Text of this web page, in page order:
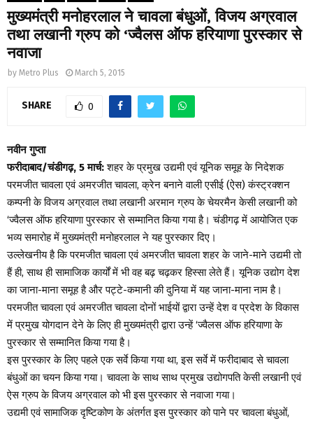
मुख्यमंत्री मनोहरलाल ने चावला बंधुओं, विजय अग्रवाल
तथा लखानी ग्रुप को ‘ज्वैलस ऑफ हरियाणा पुरस्कार से
नवाजा
by Metro Plus March 5, 2015
SHARE 0
नवीन गुप्ता
फरीदाबाद/चंडीगढ़, 5 मार्च:शहर के प्रमुख उद्यमी एवं यूनिक समूह के निदेशक
परमजीत चावला एवं अमरजीत चावला, क्रेन बनाने वाली एसीई (ऐस) कंस्ट्रक्शन
कम्पनी के विजय अग्रवाल तथा लखानी अरमान ग्रुप के चेयरमैन केसी लखानी को
‘ज्वैलस ऑफ हरियाणा पुरस्कार से सम्मानित किया गया है। चंडीगढ़ में आयोजित एक
भव्य समारोह में मुख्यमंत्री मनोहरलाल ने यह पुरस्कार दिए।
उल्लेखनीय है कि परमजीत चावला एवं अमरजीत चावला शहर के जाने-माने उद्यमी तो
हैं ही, साथ ही सामाजिक कार्यों में भी वह बढ़ चढ़कर हिस्सा लेते हैं। यूनिक उद्योग देश
का जाना-माना समूह है और पट्टे-कमानी की दुनिया में यह जाना-माना नाम है।
परमजीत चावला एवं अमरजीत चावला दोनों भाईयों द्वारा उन्हें देश व प्रदेश के विकास
में प्रमुख योगदान देने के लिए ही मुख्यमंत्री द्वारा उन्हें ‘ज्वैलस ऑफ हरियाणा के
पुरस्कार से सम्मानित किया गया है।
इस पुरस्कार के लिए पहले एक सर्वे किया गया था, इस सर्वे में फरीदाबाद से चावला
बंधुओं का चयन किया गया। चावला के साथ साथ प्रमुख उद्योगपति केसी लखानी एवं
ऐस ग्रुप के विजय अग्रवाल को भी इस पुरस्कार से नवाजा गया।
उद्यमी एवं सामाजिक दृष्टिकोण के अंतर्गत इस पुरस्कार को पाने पर चावला बंधुओं,